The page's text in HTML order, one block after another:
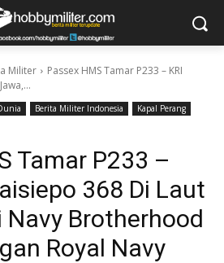
Militer
Passex HMS Tamar P233 – KRI
Berita Militer Indonesia
Kapal Perang
Tamar P233 –
368 Di Laut
Brotherhood
Royal Navy